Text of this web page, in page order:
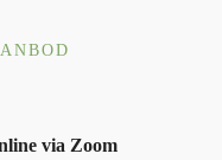
via Zoom